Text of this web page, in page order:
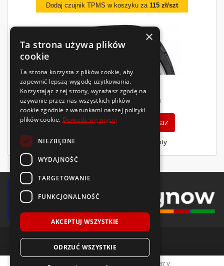
Dodaj czujnik TPMS w koszyku za 115 zł/szt
469zł /szt. 539 /szt.
Zobacz szczegóły Kup teraz
Finansowanie dla firm - MŚP i floty
© 2018-2026 Voida.pl. Wszelkie prawa zastrzeżone.
Ventus Prime 4 K135 87 V
×
Ta strona używa plików
cookie
Ta strona korzysta z plików cookie, aby
zapewnić lepszą wygodę użytkowania.
Korzystając z tej strony, wyrażasz zgodę na
używanie przez nas wszystkich plików
cookie zgodnie z warunkami naszej polityki
plików cookie. Dowiedz się więcej
NIEZBĘDNE
WYDAJNOŚĆ
TARGETOWANIE
FUNKCJONALNOŚĆ
AKCEPTUJ WSZYSTKIE
ODRZUĆ WSZYSTKIE